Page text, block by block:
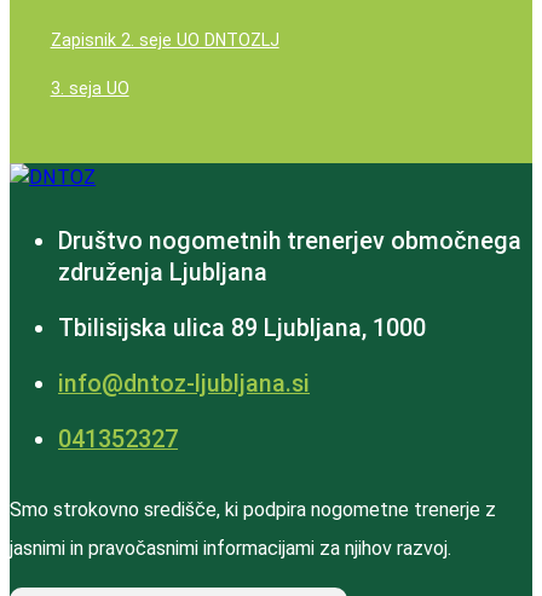
Društvo nogometnih trenerjev območnega
združenja Ljubljana
Tbilisijska ulica 89 Ljubljana, 1000
info@dntoz-ljubljana.si
‭041352327‬
Smo strokovno središče, ki podpira nogometne trenerje z
jasnimi in pravočasnimi informacijami za njihov razvoj.
Zapisnik 2. seje UO DNTOZLJ
3. seja UO